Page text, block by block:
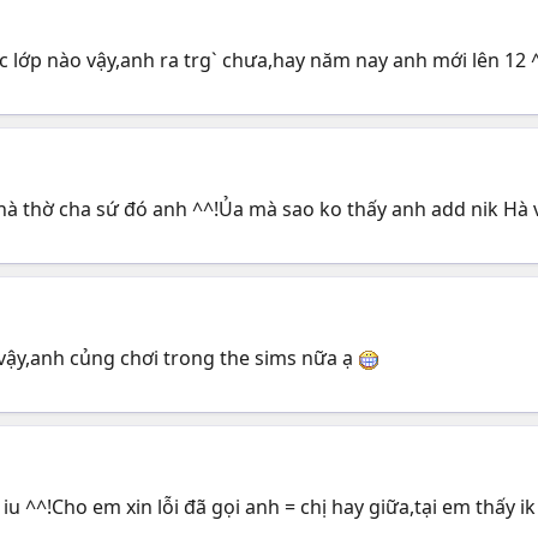
lớp nào vậy,anh ra trg` chưa,hay năm nay anh mới lên 12
thờ cha sứ đó anh ^^!Ủa mà sao ko thấy anh add nik Hà
củng chơi trong the sims nữa ạ
^^!Cho em xin lỗi đã gọi anh = chị hay giữa,tại em thấy